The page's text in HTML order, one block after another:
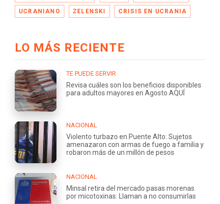
UCRANIANO ZELENSKI CRISIS EN UCRANIA
LO MÁS RECIENTE
TE PUEDE SERVIR
Revisa cuáles son los beneficios disponibles
para adultos mayores en Agosto AQUÍ
NACIONAL
Violento turbazo en Puente Alto: Sujetos
amenazaron con armas de fuego a familia y
robaron más de un millón de pesos
NACIONAL
Minsal retira del mercado pasas morenas
por micotoxinas: Llaman a no consumirlas